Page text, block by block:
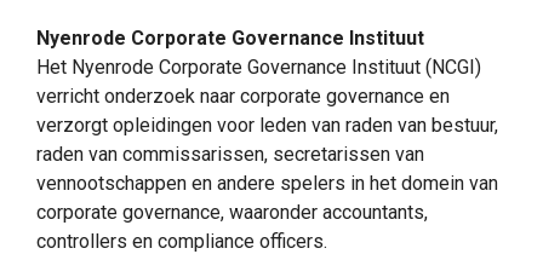
Nyenrode Corporate Governance Instituut
Het Nyenrode Corporate Governance Instituut (NCGI)
verricht onderzoek naar corporate governance en
verzorgt opleidingen voor leden van raden van bestuur,
raden van commissarissen, secretarissen van
vennootschappen en andere spelers in het domein van
corporate governance, waaronder accountants,
controllers en compliance officers.